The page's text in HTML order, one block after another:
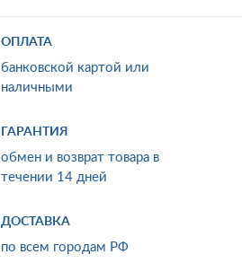
ОПЛАТА
банковской картой или
наличными
ГАРАНТИЯ
обмен и возврат товара в
течении 14 дней
ДОСТАВКА
по всем городам РФ